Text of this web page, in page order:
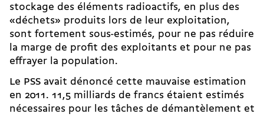
stockage des éléments radioactifs, en plus des
«déchets» produits lors de leur exploitation,
sont fortement sous-estimés, pour ne pas réduire
la marge de profit des exploitants et pour ne pas
effrayer la population.
Le PSS avait dénoncé cette mauvaise estimation
en 2011. 11,5 milliards de francs étaient estimés
nécessaires pour les tâches de démantèlement et